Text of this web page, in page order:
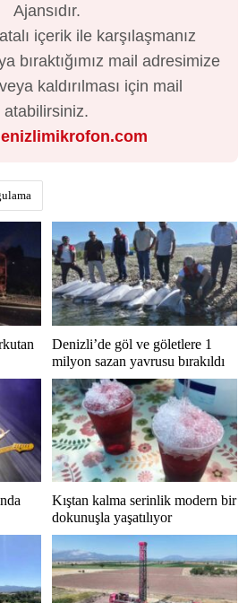
Ajansıdır.
içerik ile karşılaşmanız
bıraktığımız mail adresimize
kaldırılması için mail
atabilirsiniz.
Denizli’de göl ve göletlere 1
milyon sazan yavrusu bırakıldı
Kıştan kalma serinlik modern bir
dokunuşla yaşatılıyor